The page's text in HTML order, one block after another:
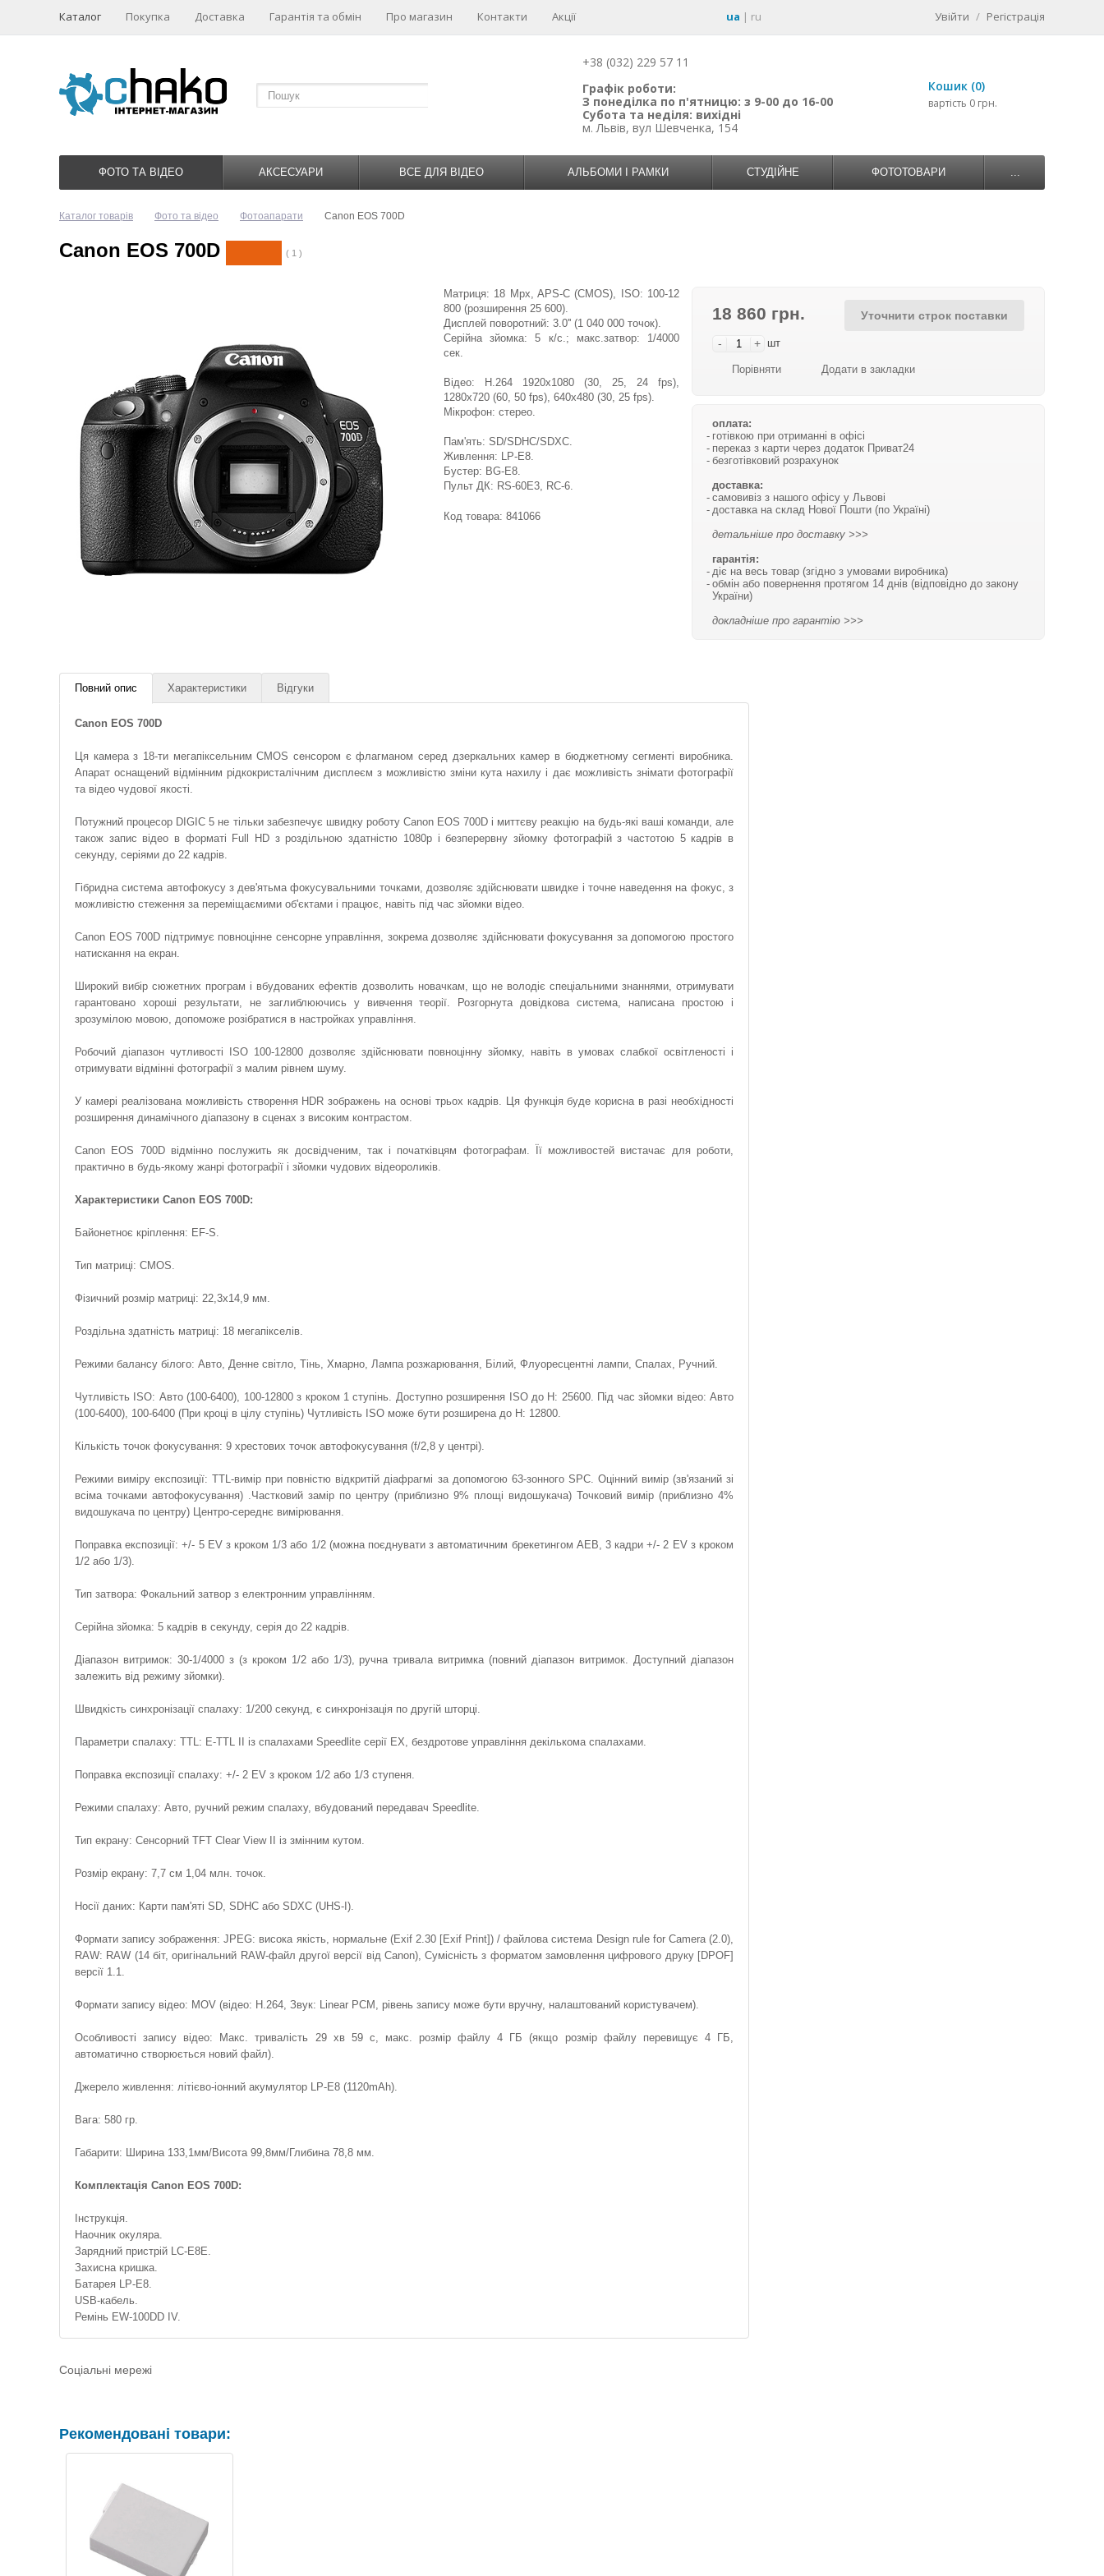
Каталог Покупка Доставка Гарантія та обмін Про магазин Контакти Акції ua | ru Увійти / Регістрація
+38 (032) 229 57 11
Графік роботи:
З понеділка по п'ятницю: з 9-00 до 16-00
Субота та неділя: вихідні
м. Львів, вул Шевченка, 154
Кошик (0)
вартість 0 грн.
ФОТО ТА ВІДЕО АКСЕСУАРИ ВСЕ ДЛЯ ВІДЕО АЛЬБОМИ І РАМКИ СТУДІЙНЕ ФОТОТОВАРИ ...
Каталог товарів Фото та відео Фотоапарати Canon EOS 700D
Canon EOS 700D ( 1 )
18 860 грн.
- + шт
Уточнити строк поставки
Порівняти Додати в закладки
оплата:
готівкою при отриманні в офісі
переказ з карти через додаток Приват24
безготівковий розрахунок
доставка:
самовивіз з нашого офісу у Львові
доставка на склад Нової Пошти (по Україні)
детальніше про доставку >>>
гарантія:
діє на весь товар (згідно з умовами виробника)
обмін або повернення протягом 14 днів (відповідно до закону
України)
докладніше про гарантію >>>
Матриця: 18 Mpx, APS-C (CMOS), ISO: 100-12
800 (розширення 25 600).
Дисплей поворотний: 3.0'' (1 040 000 точок).
Серійна зйомка: 5 к/с.; макс.затвор: 1/4000
сек.
Відео: H.264 1920x1080 (30, 25, 24 fps),
1280x720 (60, 50 fps), 640x480 (30, 25 fps).
Мікрофон: стерео.
Пам'ять: SD/SDHC/SDXC.
Живлення: LP-E8.
Бустер: BG-E8.
Пульт ДК: RS-60E3, RC-6.
Код товара: 841066
Повний опис Характеристики Відгуки
Canon EOS 700D
Ця камера з 18-ти мегапіксельним CMOS сенсором є флагманом серед дзеркальних камер в бюджетному сегменті виробника.
Апарат оснащений відмінним рідкокристалічним дисплеєм з можливістю зміни кута нахилу і дає можливість знімати фотографії
та відео чудової якості.
Потужний процесор DIGIC 5 не тільки забезпечує швидку роботу Canon EOS 700D і миттєву реакцію на будь-які ваші команди, але
також запис відео в форматі Full HD з роздільною здатністю 1080p і безперервну зйомку фотографій з частотою 5 кадрів в
секунду, серіями до 22 кадрів.
Гібридна система автофокусу з дев'ятьма фокусувальними точками, дозволяє здійснювати швидке і точне наведення на фокус, з
можливістю стеження за переміщаємими об'єктами і працює, навіть під час зйомки відео.
Canon EOS 700D підтримує повноцінне сенсорне управління, зокрема дозволяє здійснювати фокусування за допомогою простого
натискання на екран.
Широкий вибір сюжетних програм і вбудованих ефектів дозволить новачкам, що не володіє спеціальними знаннями, отримувати
гарантовано хороші результати, не заглиблюючись у вивчення теорії. Розгорнута довідкова система, написана простою і
зрозумілою мовою, допоможе розібратися в настройках управління.
Робочий діапазон чутливості ISO 100-12800 дозволяє здійснювати повноцінну зйомку, навіть в умовах слабкої освітленості і
отримувати відмінні фотографії з малим рівнем шуму.
У камері реалізована можливість створення HDR зображень на основі трьох кадрів. Ця функція буде корисна в разі необхідності
розширення динамічного діапазону в сценах з високим контрастом.
Canon EOS 700D відмінно послужить як досвідченим, так і початківцям фотографам. Її можливостей вистачає для роботи,
практично в будь-якому жанрі фотографії і зйомки чудових відеороликів.
Характеристики Canon EOS 700D:
Байонетноє кріплення: EF-S.
Тип матриці: CMOS.
Фізичний розмір матриці: 22,3x14,9 мм.
Роздільна здатність матриці: 18 мегапікселів.
Режими балансу білого: Авто, Денне світло, Тінь, Хмарно, Лампа розжарювання, Білий, Флуоресцентні лампи, Спалах, Ручний.
Чутливість ISO: Авто (100-6400), 100-12800 з кроком 1 ступінь. Доступно розширення ISO до H: 25600. Під час зйомки відео: Авто
(100-6400), 100-6400 (При кроці в цілу ступінь) Чутливість ISO може бути розширена до H: 12800.
Кількість точок фокусування: 9 хрестових точок автофокусування (f/2,8 у центрі).
Режими виміру експозиції: TTL-вимір при повністю відкритій діафрагмі за допомогою 63-зонного SPC. Оцінний вимір (зв'язаний зі
всіма точками автофокусування) .Частковий замір по центру (приблизно 9% площі видошукача) Точковий вимір (приблизно 4%
видошукача по центру) Центро-середнє вимірювання.
Поправка експозиції: +/- 5 EV з кроком 1/3 або 1/2 (можна поєднувати з автоматичним брекетингом AEB, 3 кадри +/- 2 EV з кроком
1/2 або 1/3).
Тип затвора: Фокальний затвор з електронним управлінням.
Серійна зйомка: 5 кадрів в секунду, серія до 22 кадрів.
Діапазон витримок: 30-1/4000 з (з кроком 1/2 або 1/3), ручна тривала витримка (повний діапазон витримок. Доступний діапазон
залежить від режиму зйомки).
Швидкість синхронізації спалаху: 1/200 секунд, є синхронізація по другій шторці.
Параметри спалаху: TTL: E-TTL II із спалахами Speedlite серії EX, бездротове управління декількома спалахами.
Поправка експозиції спалаху: +/- 2 EV з кроком 1/2 або 1/3 ступеня.
Режими спалаху: Авто, ручний режим спалаху, вбудований передавач Speedlite.
Тип екрану: Сенсорний TFT Clear View II із змінним кутом.
Розмір екрану: 7,7 см 1,04 млн. точок.
Носії даних: Карти пам'яті SD, SDHC або SDXC (UHS-I).
Формати запису зображення: JPEG: висока якість, нормальне (Exif 2.30 [Exif Print]) / файлова система Design rule for Camera (2.0),
RAW: RAW (14 біт, оригінальний RAW-файл другої версії від Canon), Сумісність з форматом замовлення цифрового друку [DPOF]
версії 1.1.
Формати запису відео: MOV (відео: H.264, Звук: Linear PCM, рівень запису може бути вручну, налаштований користувачем).
Особливості запису відео: Макс. тривалість 29 хв 59 с, макс. розмір файлу 4 ГБ (якщо розмір файлу перевищує 4 ГБ,
автоматично створюється новий файл).
Джерело живлення: літієво-іонний акумулятор LP-E8 (1120mAh).
Вага: 580 гр.
Габарити: Ширина 133,1мм/Висота 99,8мм/Глибина 78,8 мм.
Комплектація Canon EOS 700D:
Інструкція.
Наочник окуляра.
Зарядний пристрій LC-E8E.
Захисна кришка.
Батарея LP-E8.
USB-кабель.
Ремінь EW-100DD IV.
Соціальні мережі
Рекомендовані товари: